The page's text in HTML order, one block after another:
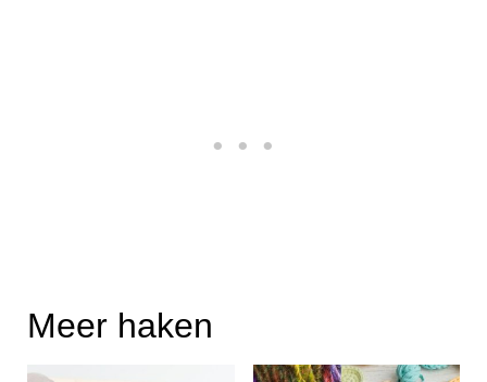
Meer haken